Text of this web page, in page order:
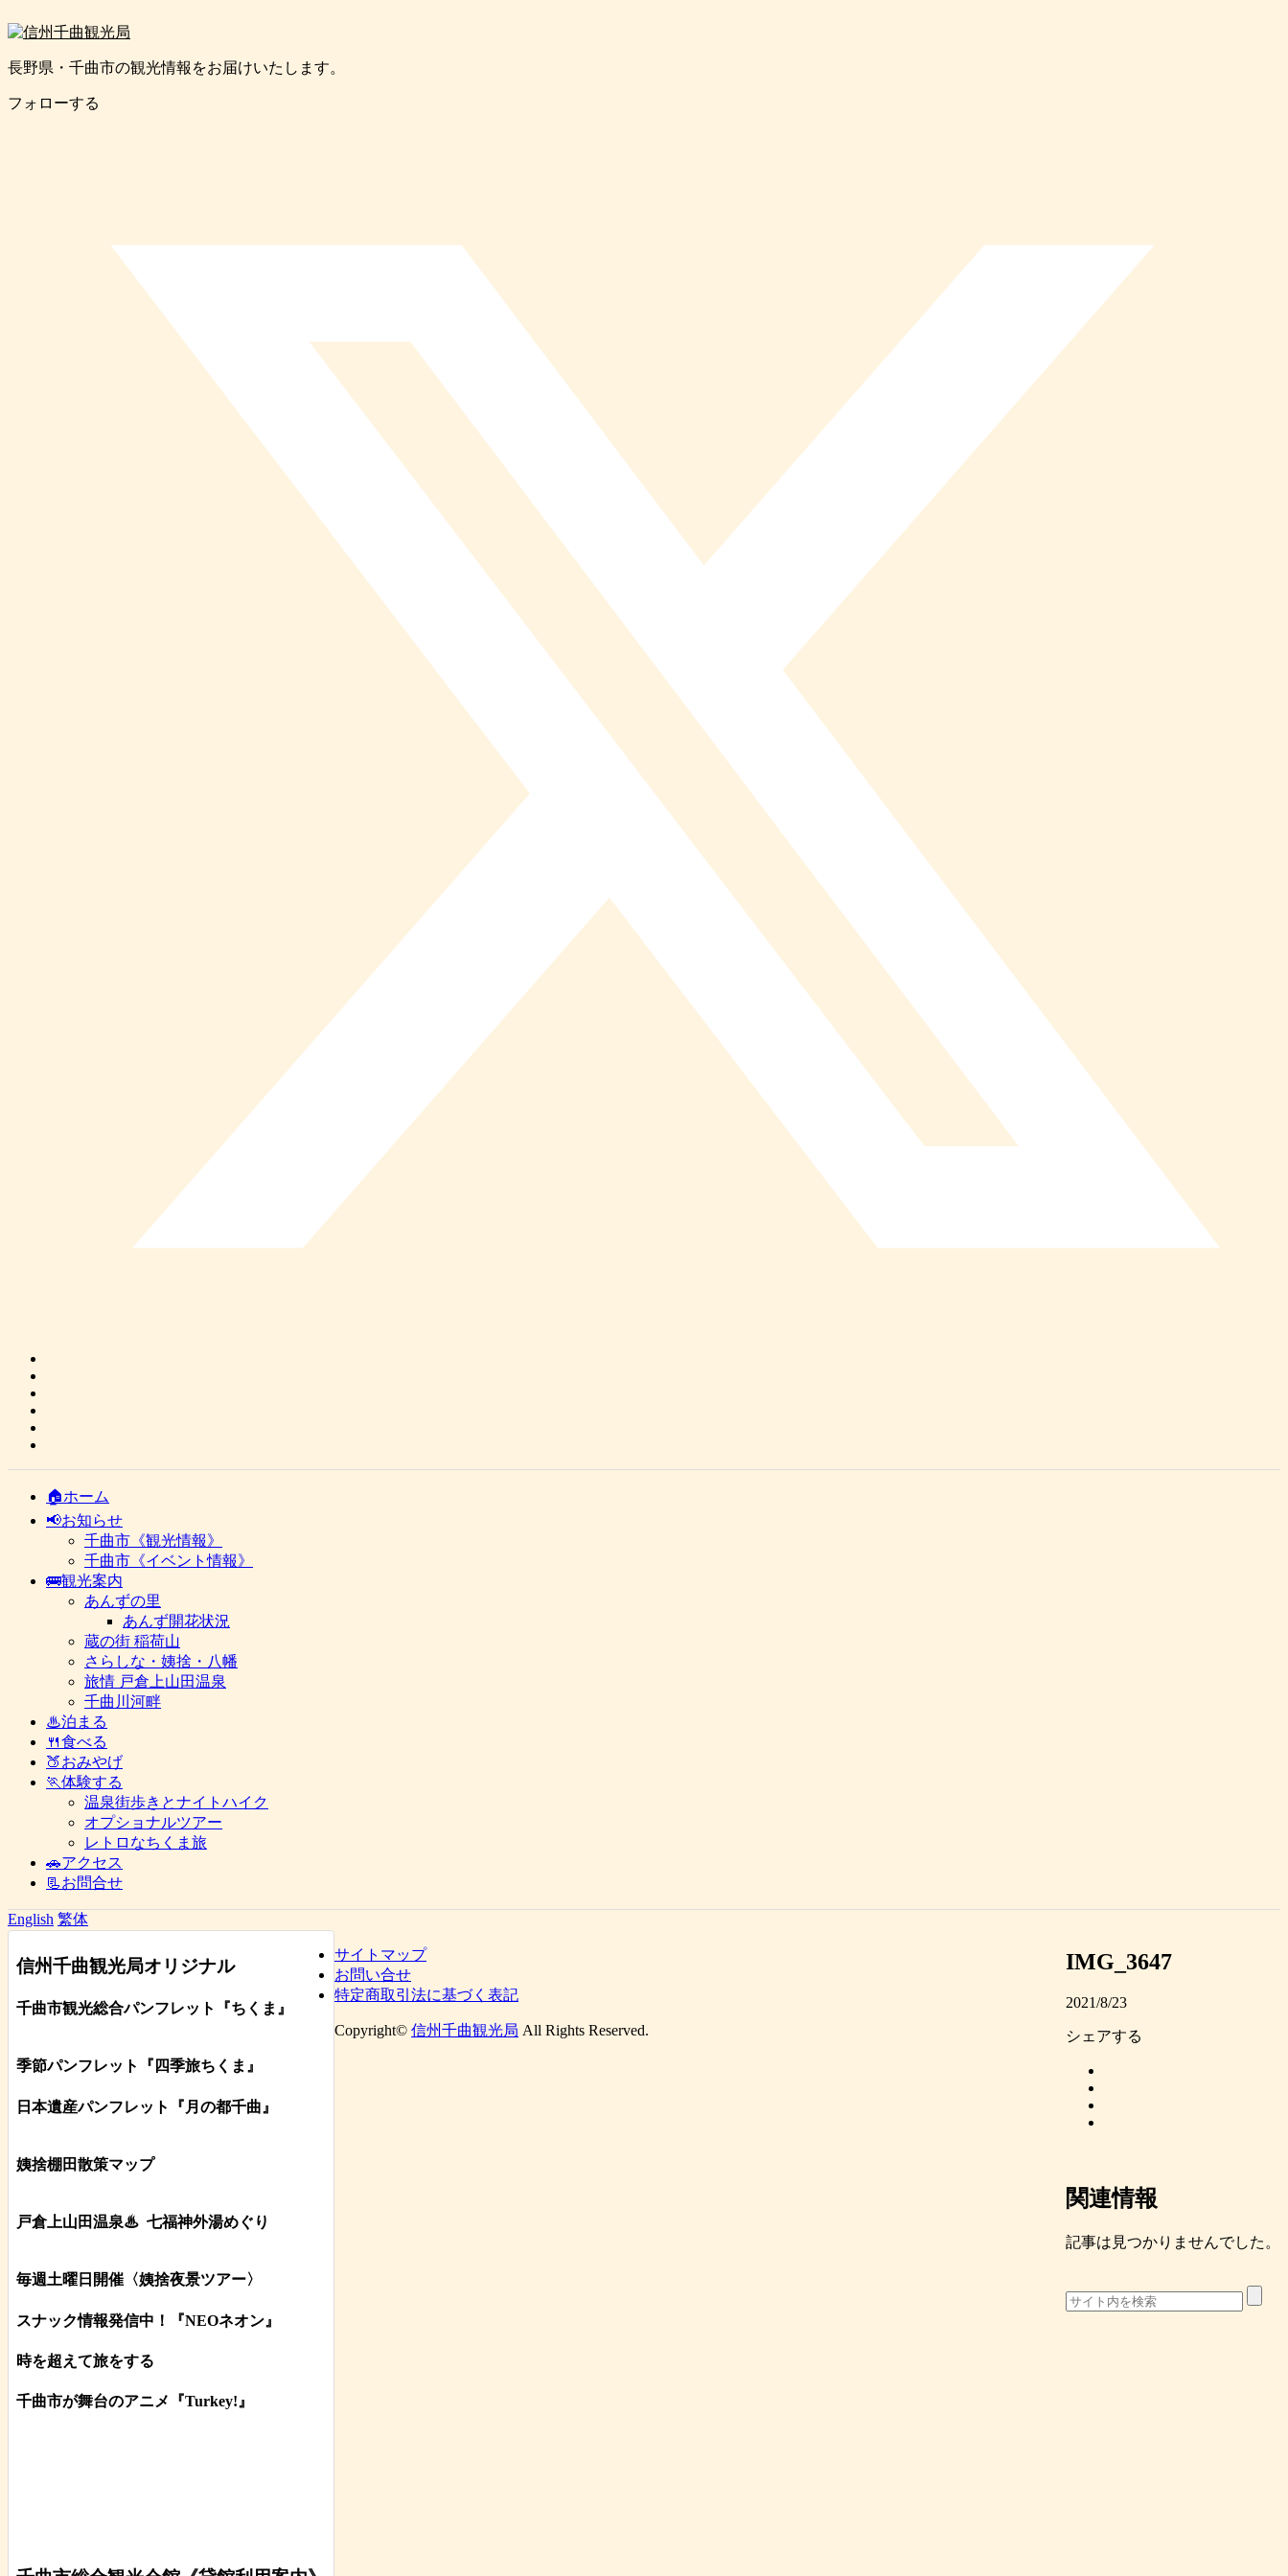
長野県・千曲市の観光情報をお届けいたします。
フォローする
🏠ホーム
📢お知らせ
千曲市《観光情報》
千曲市《イベント情報》
🚌観光案内
あんずの里
あんず開花状況
蔵の街 稲荷山
さらしな・姨捨・八幡
旅情 戸倉上山田温泉
千曲川河畔
♨泊まる
🍴食べる
🍑おみやげ
🏃体験する
温泉街歩きとナイトハイク
オプショナルツアー
レトロなちくま旅
🚗アクセス
📃お問合せ
English 繁体
IMG_3647
2021/8/23
シェアする
関連情報
記事は見つかりませんでした。
信州千曲観光局オリジナル
千曲市観光総合パンフレット 『ちくま 』
季節パンフレット『四季旅ちくま』
日本遺産パンフレット 『月の都千曲 』
姨捨棚田散策マップ
戸倉上山田温泉♨ 七福神外湯めぐり
毎週土曜日開催〈姨捨夜景ツアー〉
スナック情報発信中！『NEOネオン』
時を超えて旅をする
千曲市が舞台のアニメ『Turkey!』
サイトマップ
お問い合せ
特定商取引法に基づく表記
Copyright© 信州千曲観光局 All Rights Reserved.